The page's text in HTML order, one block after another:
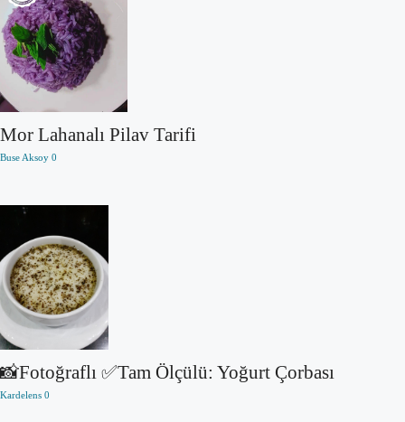
Mor Lahanalı Pilav Tarifi
Buse Aksoy 0
📸Fotoğraflı ✅Tam Ölçülü: Yoğurt Çorbası
Kardelens 0